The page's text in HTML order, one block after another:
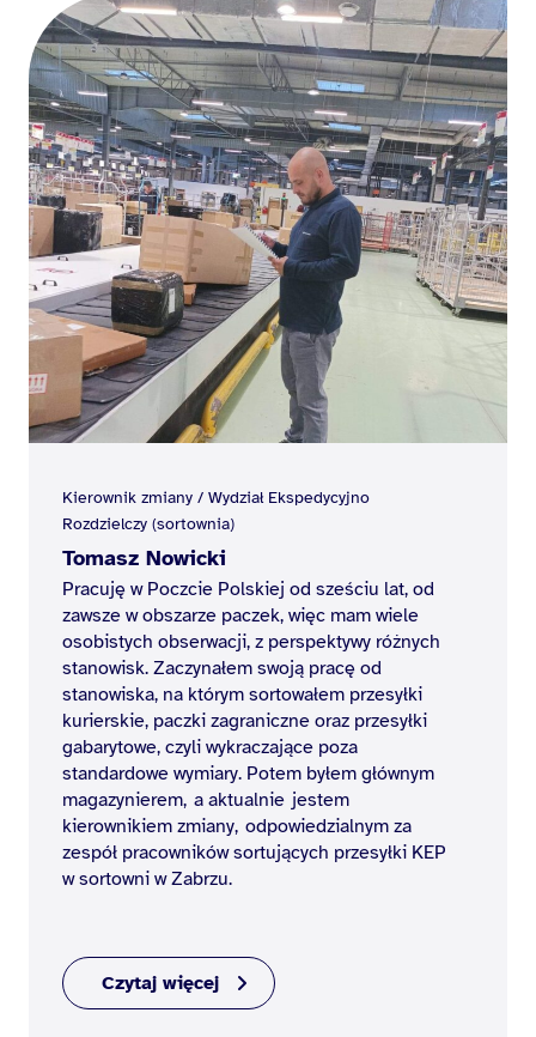
Kierownik zmiany / Wydział Ekspedycyjno
Rozdzielczy (sortownia)
Tomasz Nowicki
Pracuję w Poczcie Polskiej od sześciu lat, od
zawsze w obszarze paczek, więc mam wiele
osobistych obserwacji, z perspektywy różnych
stanowisk. Zaczynałem swoją pracę od
stanowiska, na którym sortowałem przesyłki
kurierskie, paczki zagraniczne oraz przesyłki
gabarytowe, czyli wykraczające poza
standardowe wymiary. Potem byłem głównym
magazynierem, a aktualnie jestem
kierownikiem zmiany, odpowiedzialnym za
zespół pracowników sortujących przesyłki KEP
w sortowni w Zabrzu.
Czytaj więcej